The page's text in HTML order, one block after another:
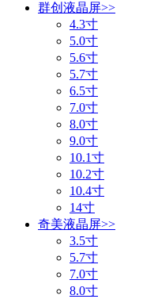
群创液晶屏>>
4.3寸
5.0寸
5.6寸
5.7寸
6.5寸
7.0寸
8.0寸
9.0寸
10.1寸
10.2寸
10.4寸
14寸
奇美液晶屏>>
3.5寸
5.7寸
7.0寸
8.0寸